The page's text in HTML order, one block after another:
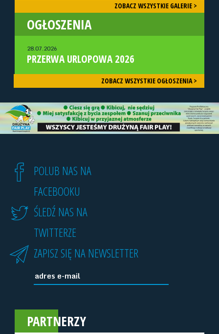
ZOBACZ WSZYSTKIE GALERIE >
OGŁOSZENIA
28.07.2026
PRZERWA URLOPOWA 2026
ZOBACZ WSZYSTKIE OGŁOSZENIA >
POLUB NAS NA
FACEBOOKU
ŚLEDŹ NAS NA
TWITTERZE
ZAPISZ SIĘ NA NEWSLETTER
PARTNERZY